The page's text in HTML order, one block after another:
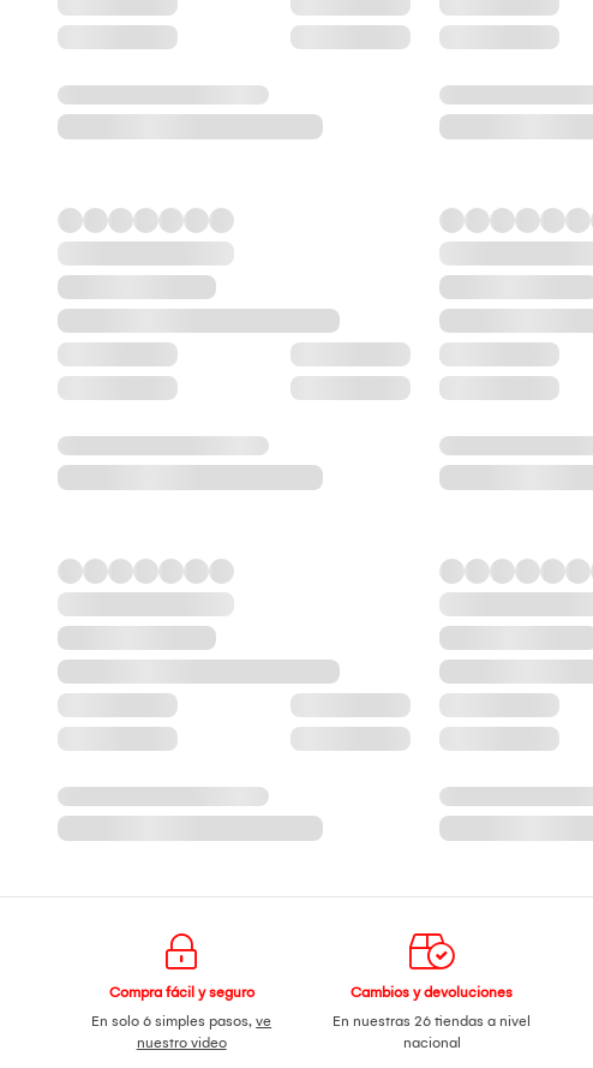
Compra fácil y seguro
En solo 6 simples pasos,ve
nuestro video
Cambios y devoluciones
En nuestras 26 tiendas a nivel
nacional